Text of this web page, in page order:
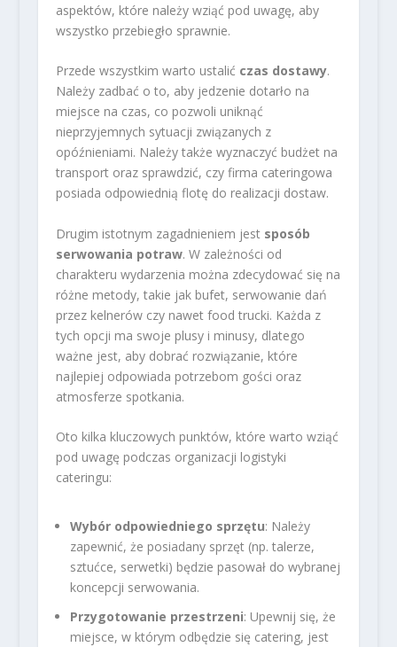
aspektów, które należy wziąć pod uwagę, aby
wszystko przebiegło sprawnie.
Przede wszystkim warto ustalić czas dostawy.
Należy zadbać o to, aby jedzenie dotarło na
miejsce na czas, co pozwoli uniknąć
nieprzyjemnych sytuacji związanych z
opóźnieniami. Należy także wyznaczyć budżet na
transport oraz sprawdzić, czy firma cateringowa
posiada odpowiednią flotę do realizacji dostaw.
Drugim istotnym zagadnieniem jest sposób
serwowania potraw. W zależności od
charakteru wydarzenia można zdecydować się na
różne metody, takie jak bufet, serwowanie dań
przez kelnerów czy nawet food trucki. Każda z
tych opcji ma swoje plusy i minusy, dlatego
ważne jest, aby dobrać rozwiązanie, które
najlepiej odpowiada potrzebom gości oraz
atmosferze spotkania.
Oto kilka kluczowych punktów, które warto wziąć
pod uwagę podczas organizacji logistyki
cateringu:
Wybór odpowiedniego sprzętu: Należy
zapewnić, że posiadany sprzęt (np. talerze,
sztućce, serwetki) będzie pasował do wybranej
koncepcji serwowania.
Przygotowanie przestrzeni: Upewnij się, że
miejsce, w którym odbędzie się catering, jest